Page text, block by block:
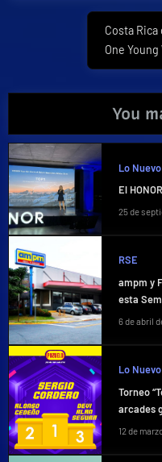
entradas
Next
Post:
Costa
One
You
Lo Nuevo
El
25 de
RSE
ampm y
esta
6 de abril
Lo Nuevo
Torneo
arcades
12 de